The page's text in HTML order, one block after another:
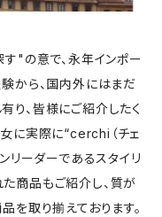
"の意で、永年インポー
から、国内外にはまだ
り、皆様にご紹介したく
に実際に“cerchi（チェ
リーダーであるスタイリ
商品もご紹介し、質が
を取り揃えております。